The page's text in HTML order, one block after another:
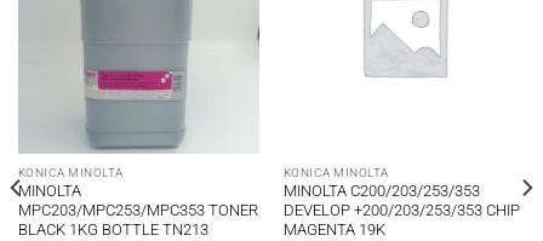
KONICA MINOLTA
MINOLTA
MPC203/MPC253/MPC353 TONER
BLACK 1KG BOTTLE TN213
KONICA MINOLTA
MINOLTA C200/203/253/353
DEVELOP +200/203/253/353 CHIP
MAGENTA 19K